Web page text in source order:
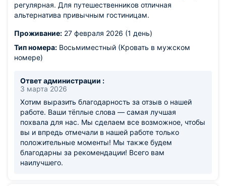
регулярная. Для путешественников отличная
альтернатива привычным гостиницам.
Проживание: 27 февраля 2026 (1 день)
Тип номера: Восьмиместный (Кровать в мужском
номере)
Ответ администрации :
3 марта 2026
Хотим выразить благодарность за отзыв о нашей
работе. Ваши тёплые слова — самая лучшая
похвала для нас. Мы сделаем все возможное, чтобы
вы и впредь отмечали в нашей работе только
положительные моменты! Мы также будем
благодарны за рекомендации! Всего вам
наилучшего.